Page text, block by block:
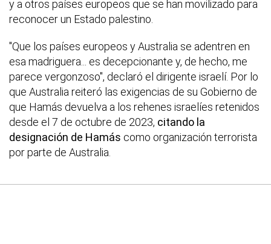
y a otros países europeos que se han movilizado para
reconocer un Estado palestino.
"Que los países europeos y Australia se adentren en
esa madriguera... es decepcionante y, de hecho, me
parece vergonzoso", declaró el dirigente israelí. Por lo
que Australia reiteró las exigencias de su Gobierno de
que Hamás devuelva a los rehenes israelíes retenidos
desde el 7 de octubre de 2023, citando la
designación de Hamás como organización terrorista
por parte de Australia.